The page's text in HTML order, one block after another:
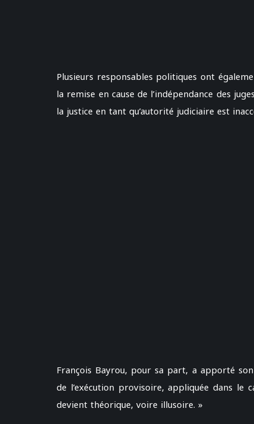
Plusieurs responsables politiques ont
la remise en cause de l’indépendance des
la justice en tant qu’autorité judiciaire est
François Bayrou, pour sa part, a apporté
de l’exécution provisoire, appliquée dans le
devient théorique, voire illusoire. »